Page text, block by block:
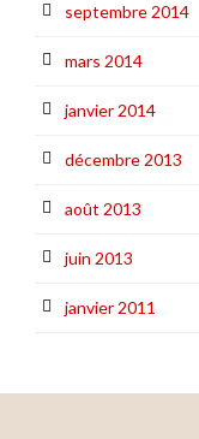
septembre 2014
mars 2014
janvier 2014
décembre 2013
août 2013
juin 2013
janvier 2011